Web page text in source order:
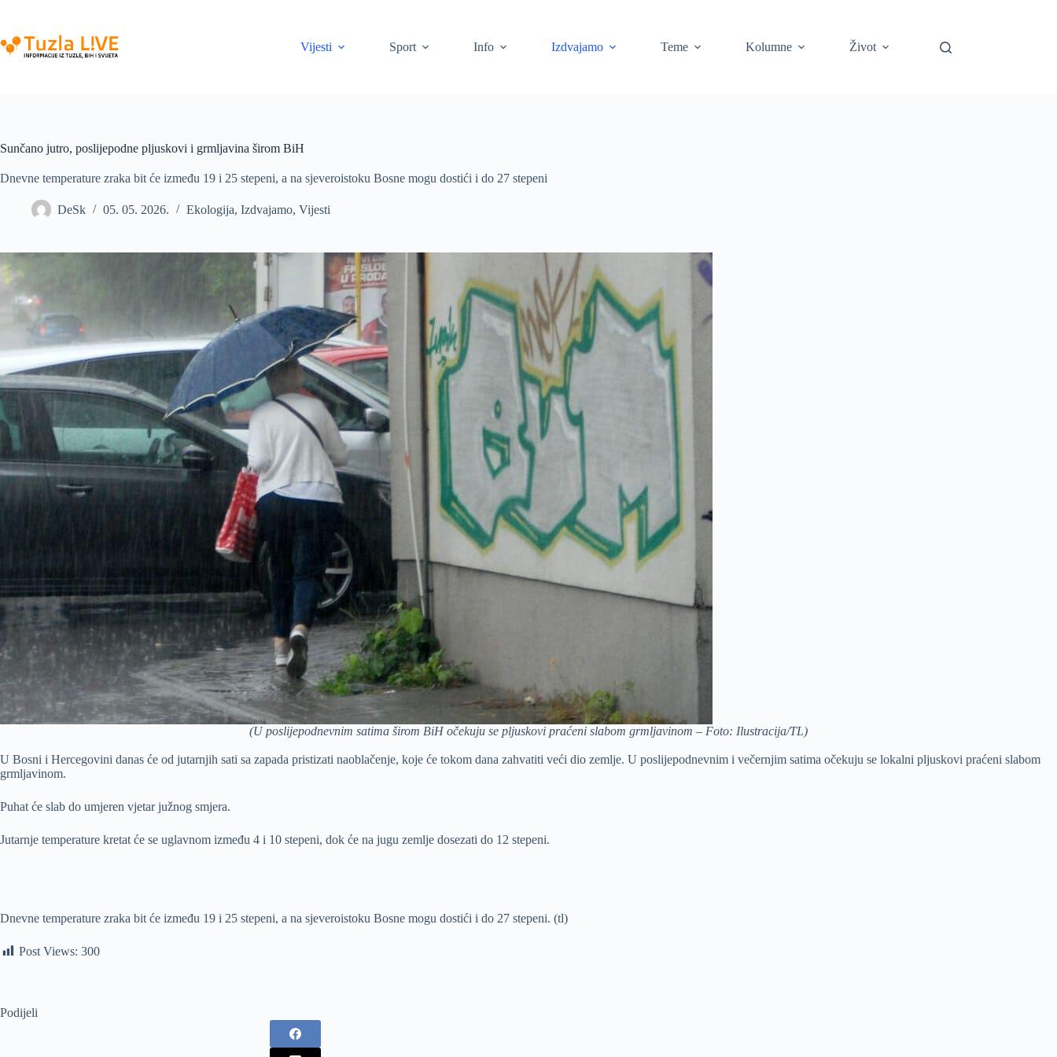
content
Vijesti
Sport Info Izdvajamo Teme Kolumne Život
Sunčano jutro, poslijepodne pljuskovi i grmljavina širom BiH
Dnevne temperature zraka bit će između 19 i 25 stepeni, a na sjeveroistoku Bosne mogu dostići i do 27 stepeni
DeSk 05. 05. 2026. Ekologija, Izdvajamo, Vijesti
(U poslijepodnevnim satima širom BiH očekuju se pljuskovi praćeni slabom grmljavinom – Foto: Ilustracija/TL)
U Bosni i Hercegovini danas će od jutarnjih sati sa zapada pristizati naoblačenje, koje će tokom dana zahvatiti veći dio zemlje. U poslijepodnevnim i večernjim satima očekuju se lokalni pljuskovi praćeni slabom
grmljavinom.
Puhat će slab do umjeren vjetar južnog smjera.
Jutarnje temperature kretat će se uglavnom između 4 i 10 stepeni, dok će na jugu zemlje dosezati do 12 stepeni.
Dnevne temperature zraka bit će između 19 i 25 stepeni, a na sjeveroistoku Bosne mogu dostići i do 27 stepeni. (tl)
Post Views: 300
Podijeli